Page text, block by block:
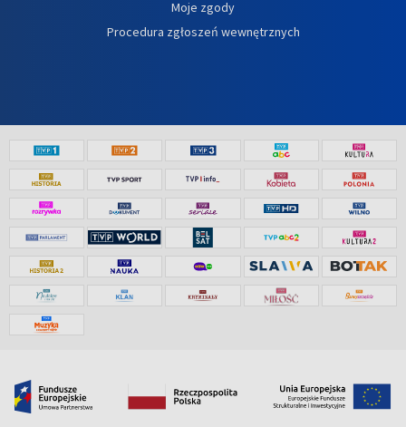
Moje zgody
Procedura zgłoszeń wewnętrznych